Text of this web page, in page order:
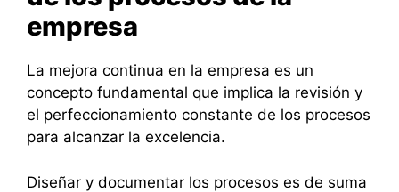
empresa
La mejora continua en la empresa es un
concepto fundamental que implica la revisión y
el perfeccionamiento constante de los procesos
para alcanzar la excelencia.
Diseñar y documentar los procesos es de suma